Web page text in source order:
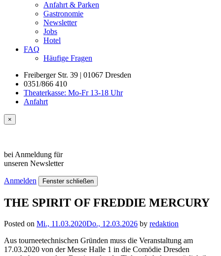
Anfahrt & Parken
Gastronomie
Newsletter
Jobs
Hotel
FAQ
Häufige Fragen
Freiberger Str. 39 | 01067 Dresden
0351/866 410
Theaterkasse: Mo-Fr 13-18 Uhr
Anfahrt
×
bei Anmeldung für
unseren Newsletter
Anmelden Fenster schließen
THE SPIRIT OF FREDDIE MERCURY
Posted on Mi., 11.03.2020Do., 12.03.2026 by redaktion
Aus tourneetechnischen Gründen muss die Veranstaltung am
17.03.2020 von der Messe Halle 1 in die Comödie Dresden